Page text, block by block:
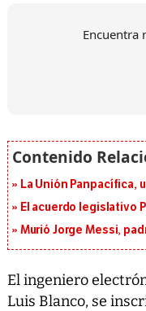
Encuentra
La Unión Panpacífica,
El acuerdo legislativo
Murió Jorge Messi,
El ingeniero
Luis Blanco, se